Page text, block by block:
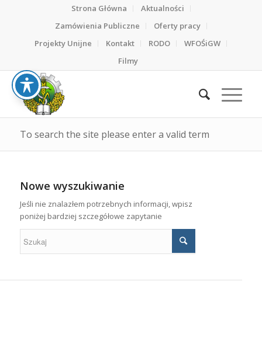
Strona Główna
Aktualności
Zamówienia Publiczne
Oferty pracy
Projekty Unijne
Kontakt RODO
WFOŚiGW
Filmy
To search the site please enter a valid term
Nowe wyszukiwanie
Jeśli nie znalazłem potrzebnych informacji, wpisz
poniżej bardziej szczegółowe zapytanie